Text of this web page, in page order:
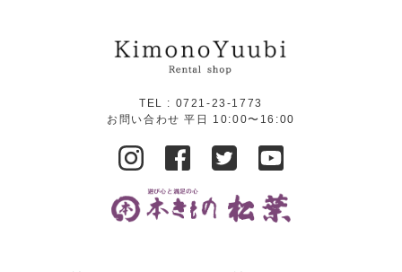
TEL : 0721-23-1773
お問い合わせ 平日 10:00〜16:00